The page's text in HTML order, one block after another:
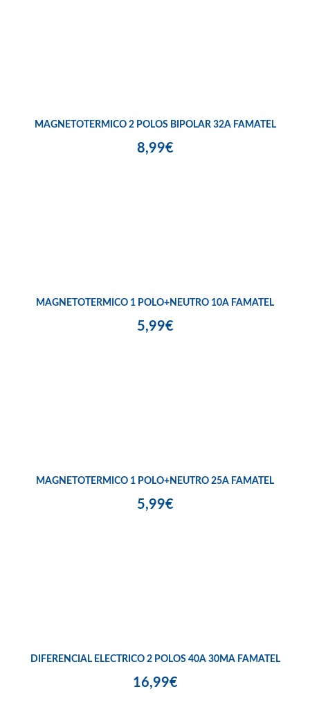
MAGNETOTERMICO 2 POLOS BIPOLAR 32A FAMATEL
8,99€
MAGNETOTERMICO 1 POLO+NEUTRO 10A FAMATEL
5,99€
MAGNETOTERMICO 1 POLO+NEUTRO 25A FAMATEL
5,99€
DIFERENCIAL ELECTRICO 2 POLOS 40A 30MA FAMATEL
16,99€